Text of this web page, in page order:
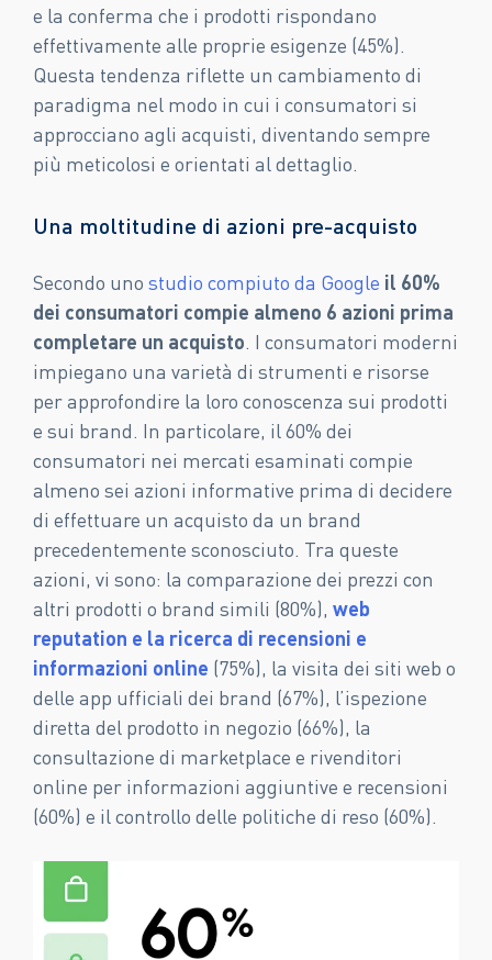
e la conferma che i prodotti rispondano
effettivamente alle proprie esigenze (45%).
Questa tendenza riflette un cambiamento di
paradigma nel modo in cui i consumatori si
approcciano agli acquisti, diventando sempre
più meticolosi e orientati al dettaglio.
Una moltitudine di azioni pre-acquisto
Secondo uno studio compiuto da Google il 60%
dei consumatori compie almeno 6 azioni prima
completare un acquisto. I consumatori moderni
impiegano una varietà di strumenti e risorse
per approfondire la loro conoscenza sui prodotti
e sui brand. In particolare, il 60% dei
consumatori nei mercati esaminati compie
almeno sei azioni informative prima di decidere
di effettuare un acquisto da un brand
precedentemente sconosciuto. Tra queste
azioni, vi sono: la comparazione dei prezzi con
altri prodotti o brand simili (80%), web
reputation e la ricerca di recensioni e
informazioni online (75%), la visita dei siti web o
delle app ufficiali dei brand (67%), l’ispezione
diretta del prodotto in negozio (66%), la
consultazione di marketplace e rivenditori
online per informazioni aggiuntive e recensioni
(60%) e il controllo delle politiche di reso (60%).